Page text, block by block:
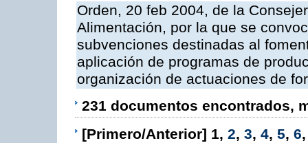
Orden, 20 feb 2004, de la
Alimentación, por la que se
subvenciones destinadas al
aplicación de programas de
organización de actuaciones de
231 documentos encontrados,
[Primero/Anterior] 1, 2, 3, 4, 5, 6